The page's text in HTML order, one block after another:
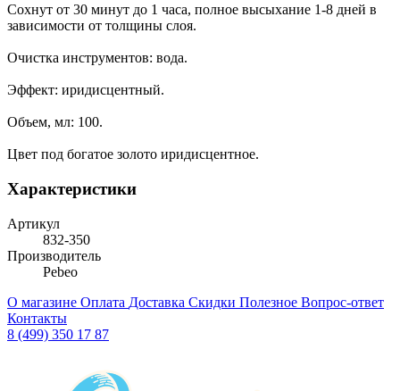
Сохнут от 30 минут до 1 часа, полное высыхание 1-8 дней в
зависимости от толщины слоя.
Очистка инструментов: вода.
Эффект: иридисцентный.
Объем, мл: 100.
Цвет под богатое золото иридисцентное.
Характеристики
Артикул
832-350
Производитель
Pebeo
О магазине Оплата Доставка Скидки Полезное Вопрос-ответ
Контакты
8 (499) 350 17 87